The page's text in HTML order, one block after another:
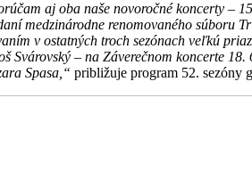
aj oba naše novoročné koncerty –
medzinárodne renomovaného súboru
v ostatných troch sezónach veľkú
– na Záverečnom koncerte
Spasa,“ približuje program 52.